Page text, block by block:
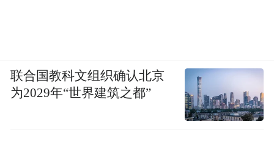
联合国教科文组织确认北京
为2029年“世界建筑之都”